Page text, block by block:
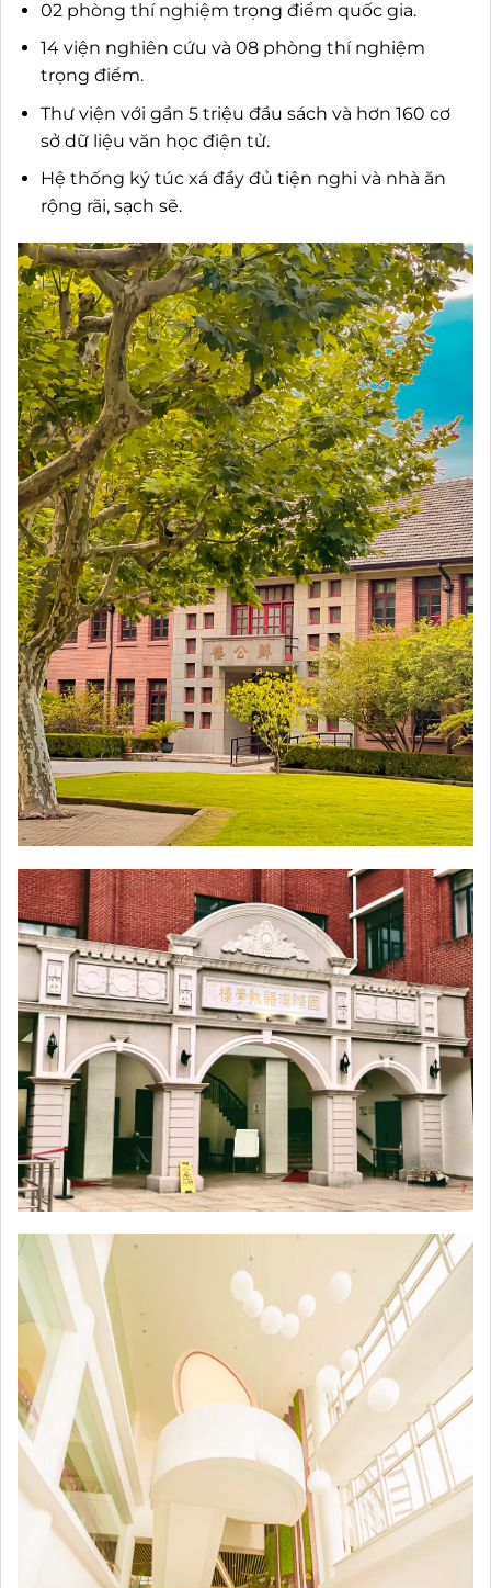
02 phòng thí nghiệm trọng điểm quốc gia.
14 viện nghiên cứu và 08 phòng thí nghiệm
trọng điểm.
Thư viện với gần 5 triệu đầu sách và hơn 160 cơ
sở dữ liệu văn học điện tử.
Hệ thống ký túc xá đầy đủ tiện nghi và nhà ăn
rộng rãi, sạch sẽ.